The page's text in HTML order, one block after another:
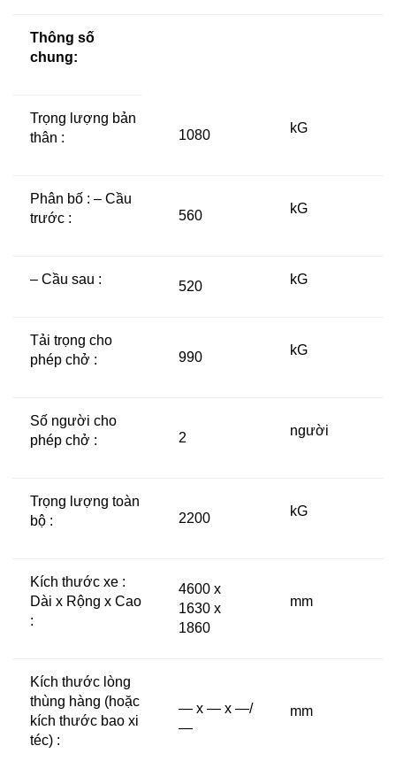
Thông số
chung:
Trọng lượng bản
thân :
1080 kG
Phân bố : – Cầu
trước :
560 kG
– Cầu sau : 520 kG
Tải trọng cho
phép chở :
990 kG
Số người cho
phép chở :
2 người
Trọng lượng toàn
bộ :
2200 kG
Kích thước xe :
Dài x Rộng x Cao
:
4600 x
1630 x
1860
mm
Kích thước lòng
thùng hàng (hoặc
kích thước bao xi
téc) :
— x — x —/
—
mm